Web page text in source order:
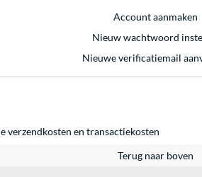
Account aanmaken
Nieuw wachtwoord
Nieuwe verificatiemail
verzendkosten en transactiekosten
Terug naar boven